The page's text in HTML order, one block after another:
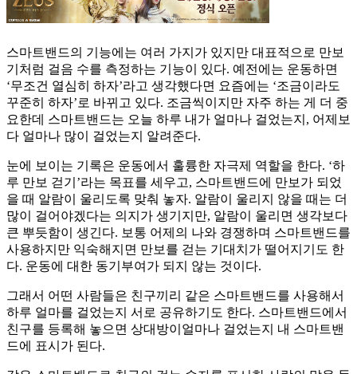
스마트밴드의 기능에는 여러 가지가 있지만 대표적으로 만보
기처럼 걸음 수를 측정하는 기능이 있다. 예전에는 운동하면
‘무조건 열심히 하자’라고 생각했다면 요즘에는 ‘조금이라도
꾸준히 하자’로 바뀌고 있다. 조금씩이지만 자주 하는 게 더 중
요한데 스마트밴드는 오늘 하루 내가 얼마나 걸었는지, 어제보
다 얼마나 많이 걸었는지 알려준다.
눈에 보이는 기록은 운동에서 훌륭한 자극제 역할을 한다. ‘하
루 만보 걷기’라는 목표를 세우고, 스마트밴드에 만보가 되었
을 때 알람이 울리도록 맞춰 놓자. 알람이 울리지 않을 때는 더
많이 걸어야겠다는 의지가 생기지만, 알람이 울리면 생각보다
큰 뿌듯함이 생긴다. 보통 어제의 나와 경쟁하며 스마트밴드를
사용하지만 익숙해지면 만보를 걷는 기대치가 떨어지기도 한
다. 운동에 대한 동기부여가 되지 않는 것이다.
그래서 어떤 사람들은 친구끼리 같은 스마트밴드를 사용해서
하루 얼마를 걸었는지 서로 공유하기도 한다. 스마트밴드에서
친구를 등록해 놓으면 상대방이얼마나 걸었는지 내 스마트밴
드에 표시가 된다.